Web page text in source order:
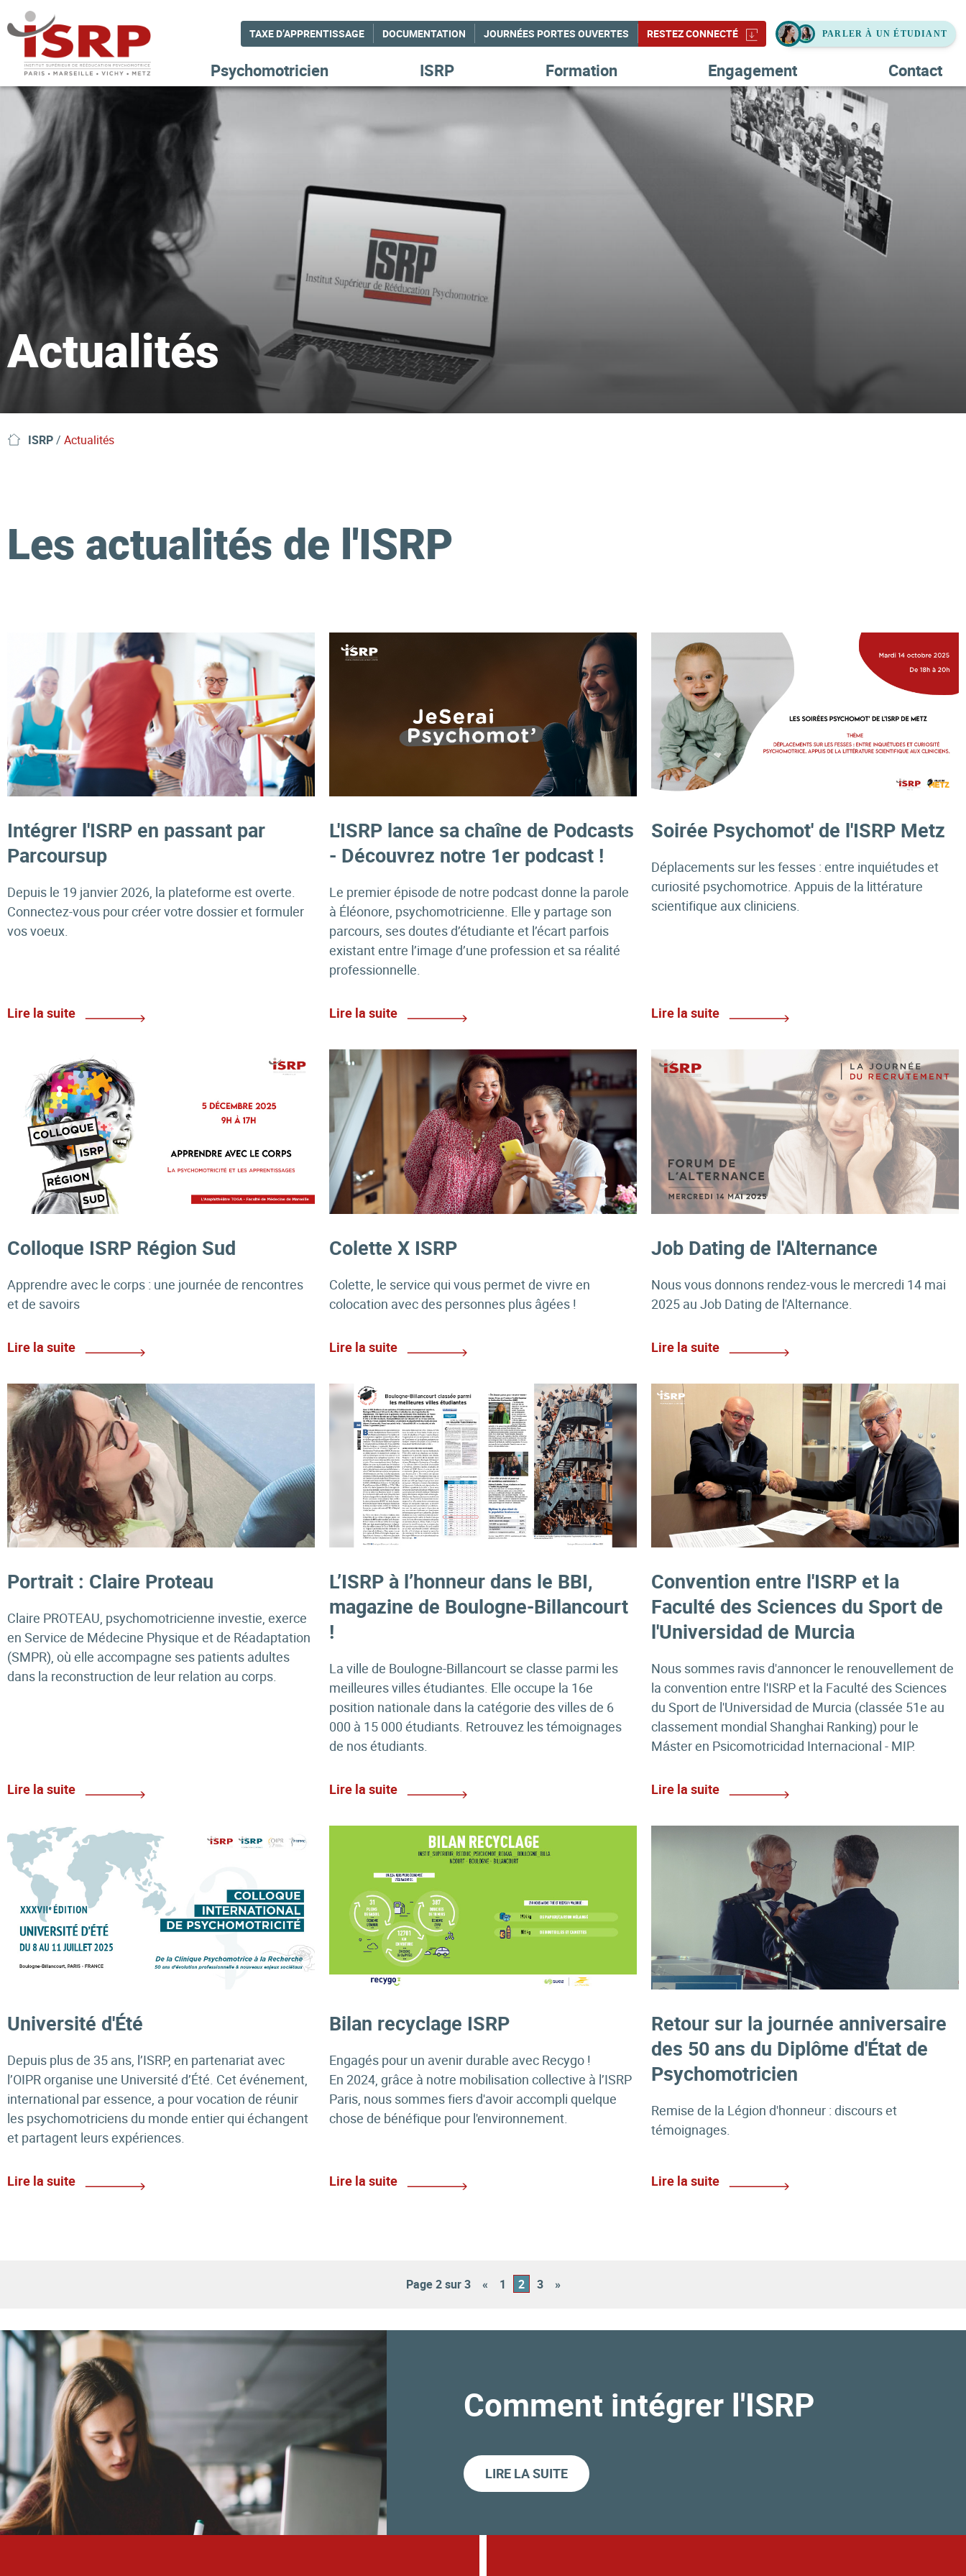
TAXE D’APPRENTISSAGE DOCUMENTATION JOURNÉES PORTES OUVERTES RESTEZ CONNECTÉ
Psychomotricien ISRP Formation Engagement Contact
Actualités
ISRP/ Actualités
Les actualités de l'ISRP
Intégrer l'ISRP en passant par
Parcoursup
Depuis le 19 janvier 2026, la plateforme est overte.
Connectez-vous pour créer votre dossier et formuler
vos voeux.
Lire la suite
L'ISRP lance sa chaîne de Podcasts
- Découvrez notre 1er podcast !
Le premier épisode de notre podcast donne la parole
à Éléonore, psychomotricienne. Elle y partage son
parcours, ses doutes d’étudiante et l’écart parfois
existant entre l’image d’une profession et sa réalité
professionnelle.
Lire la suite
Soirée Psychomot' de l'ISRP Metz
Déplacements sur les fesses : entre inquiétudes et
curiosité psychomotrice. Appuis de la littérature
scientifique aux cliniciens.
Lire la suite
Colloque ISRP Région Sud
Apprendre avec le corps : une journée de rencontres
et de savoirs
Lire la suite
Colette X ISRP
Colette, le service qui vous permet de vivre en
colocation avec des personnes plus âgées !
Lire la suite
Job Dating de l'Alternance
Nous vous donnons rendez-vous le mercredi 14 mai
2025 au Job Dating de l'Alternance.
Lire la suite
Portrait : Claire Proteau
Claire PROTEAU, psychomotricienne investie, exerce
en Service de Médecine Physique et de Réadaptation
(SMPR), où elle accompagne ses patients adultes
dans la reconstruction de leur relation au corps.
Lire la suite
L’ISRP à l’honneur dans le BBI,
magazine de Boulogne-Billancourt
!
La ville de Boulogne-Billancourt se classe parmi les
meilleures villes étudiantes. Elle occupe la 16e
position nationale dans la catégorie des villes de 6
000 à 15 000 étudiants. Retrouvez les témoignages
de nos étudiants.
Lire la suite
Convention entre l'ISRP et la
Faculté des Sciences du Sport de
l'Universidad de Murcia
Nous sommes ravis d'annoncer le renouvellement de
la convention entre l'ISRP et la Faculté des Sciences
du Sport de l'Universidad de Murcia (classée 51e au
classement mondial Shanghai Ranking) pour le
Máster en Psicomotricidad Internacional - MIP.
Lire la suite
Université d'Été
Depuis plus de 35 ans, l’ISRP, en partenariat avec
l’OIPR organise une Université d’Été. Cet événement,
international par essence, a pour vocation de réunir
les psychomotriciens du monde entier qui échangent
et partagent leurs expériences.
Lire la suite
Bilan recyclage ISRP
Engagés pour un avenir durable avec Recygo !
En 2024, grâce à notre mobilisation collective à l’ISRP
Paris, nous sommes fiers d'avoir accompli quelque
chose de bénéfique pour l'environnement.
Lire la suite
Retour sur la journée anniversaire
des 50 ans du Diplôme d'État de
Psychomotricien
Remise de la Légion d'honneur : discours et
témoignages.
Lire la suite
Page 2 sur 3 « 1 2 3 »
Comment intégrer l'ISRP
LIRE LA SUITE